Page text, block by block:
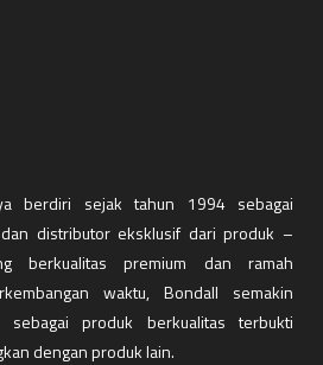
berdiri sejak tahun 1994 sebagai
distributor eksklusif dari produk –
berkualitas premium dan ramah
waktu, Bondall semakin
sebagai produk berkualitas terbukti
dengan produk lain.